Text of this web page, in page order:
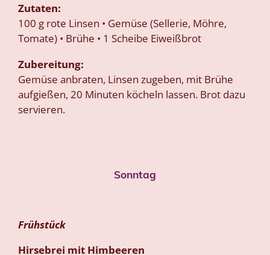
Zutaten:
100 g rote Linsen • Gemüse (Sellerie, Möhre,
Tomate) • Brühe • 1 Scheibe Eiweißbrot
Zubereitung:
Gemüse anbraten, Linsen zugeben, mit Brühe
aufgießen, 20 Minuten köcheln lassen. Brot dazu
servieren.
Sonntag
Frühstück
Hirsebrei mit Himbeeren